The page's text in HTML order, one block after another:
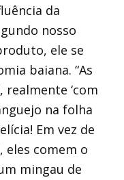
da
nosso
ele se
baiana. “As
realmente ‘com
na folha
Em vez de
eles comem o
mingau de